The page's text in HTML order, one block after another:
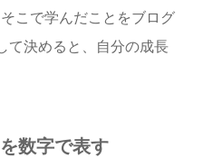
こで学んだことをブログ
て決めると、自分の成長
数字で表す